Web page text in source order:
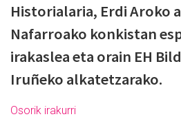
Historialaria, Erdi Aroko
Nafarroako konkistan
irakaslea eta orain EH
Iruñeko alkatetzarako.
Osorik irakurri